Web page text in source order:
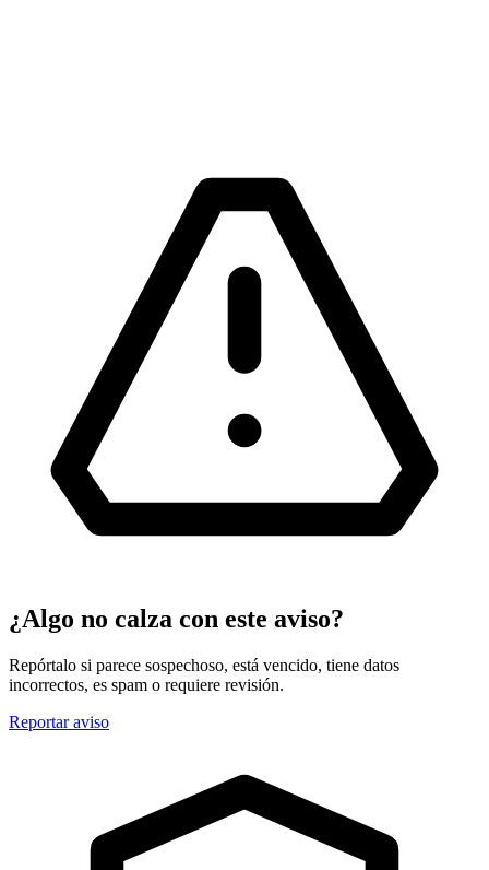
¿Algo no calza con este aviso?
Repórtalo si parece sospechoso, está vencido, tiene datos
incorrectos, es spam o requiere revisión.
Reportar aviso